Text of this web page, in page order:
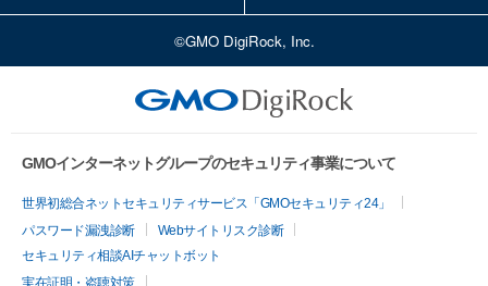
©GMO DigiRock, Inc.
GMOインターネットグループのセキュリティ事業について
世界初総合ネットセキュリティサービス「GMOセキュリティ24」
パスワード漏洩診断
Webサイトリスク診断
セキュリティ相談AIチャットボット
実在証明・盗聴対策